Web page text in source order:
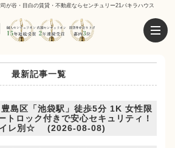
が谷・目白の賃貸・不動産ならセンチュリー21パキラハウス
最新記事一覧
豊島区「池袋駅」徒歩5分 1K 女性限
トロック付きで安心セキュリティ！
イレ別☆ (2026-08-08)